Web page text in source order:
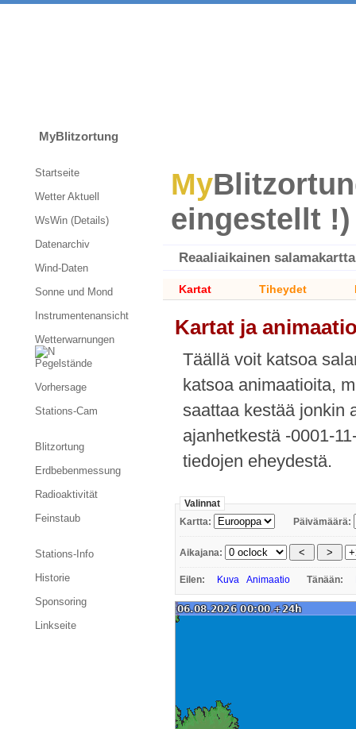
MyBlitzortung
My
eingestellt !)
Reaaliaikainen salamakartta
Kartat Tiheydet
Kartat ja
Täällä voit katsoa
katsoa animaatioita,
saattaa kestää jonkin
ajanhetkestä -0001-
tiedojen eheydestä.
Valinnat
Kartta:
Päivämäärä:
Aikajana:
Eilen: Kuva Animaatio Tänään:
Startseite
Wetter Aktuell
WsWin (Details)
Datenarchiv
Wind-Daten
Sonne und Mond
Instrumentenansicht
Wetterwarnungen
Pegelstände
Vorhersage
Stations-Cam
Blitzortung
Erdbebenmessung
Radioaktivität
Feinstaub
Stations-Info
Historie
Sponsoring
Linkseite